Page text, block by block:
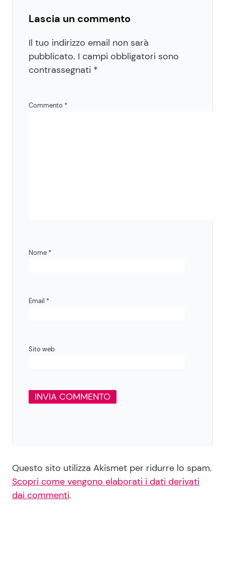
Lascia un commento
Il tuo indirizzo email non sarà
pubblicato. I campi obbligatori sono
contrassegnati *
Commento *
Nome *
Email *
Sito web
Questo sito utilizza Akismet per ridurre lo spam.
Scopri come vengono elaborati i dati derivati
dai commenti.